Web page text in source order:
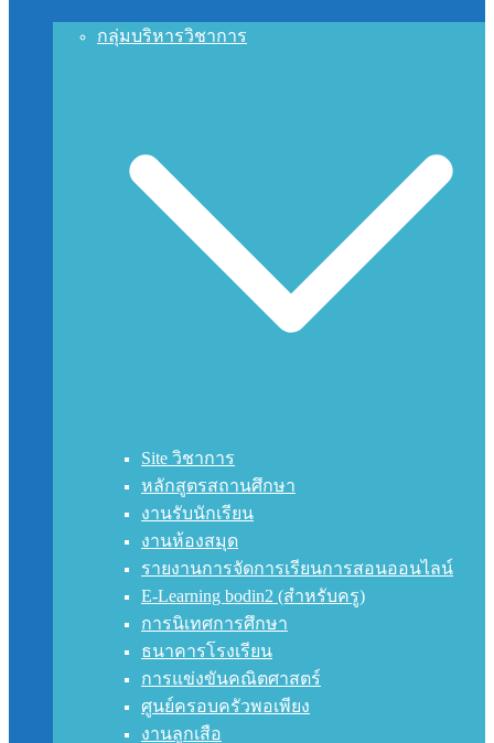
กลุ่มบริหารวิชาการ
Site วิชาการ
หลักสูตรสถานศึกษา
งานรับนักเรียน
งานห้องสมุด
รายงานการจัดการเรียนการสอนออนไลน์
E-Learning bodin2 (สำหรับครู)
การนิเทศการศึกษา
ธนาคารโรงเรียน
การแข่งขันคณิตศาสตร์
ศูนย์ครอบครัวพอเพียง
งานลูกเสือ